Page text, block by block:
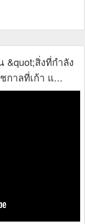
&quot;สิ่งที่กำลัง
กาลที่เก้า แ...